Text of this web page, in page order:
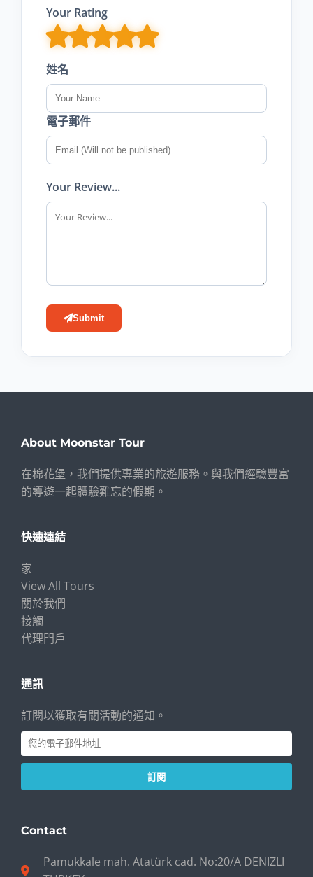
Your Rating
姓名
電子郵件
Your Review...
Submit
About Moonstar Tour
在棉花堡，我們提供專業的旅遊服務。與我們經驗豐富
的導遊一起體驗難忘的假期。
快速連結
家
View All Tours
關於我們
接觸
代理門戶
通訊
訂閱以獲取有關活動的通知。
訂閱
Contact
Pamukkale mah. Atatürk cad. No:20/A DENIZLI